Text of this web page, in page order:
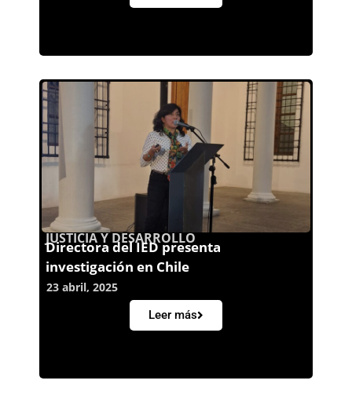
JUSTICIA Y DESARROLLO
Directora del IED presenta
investigación en Chile
23 abril, 2025
Leer más